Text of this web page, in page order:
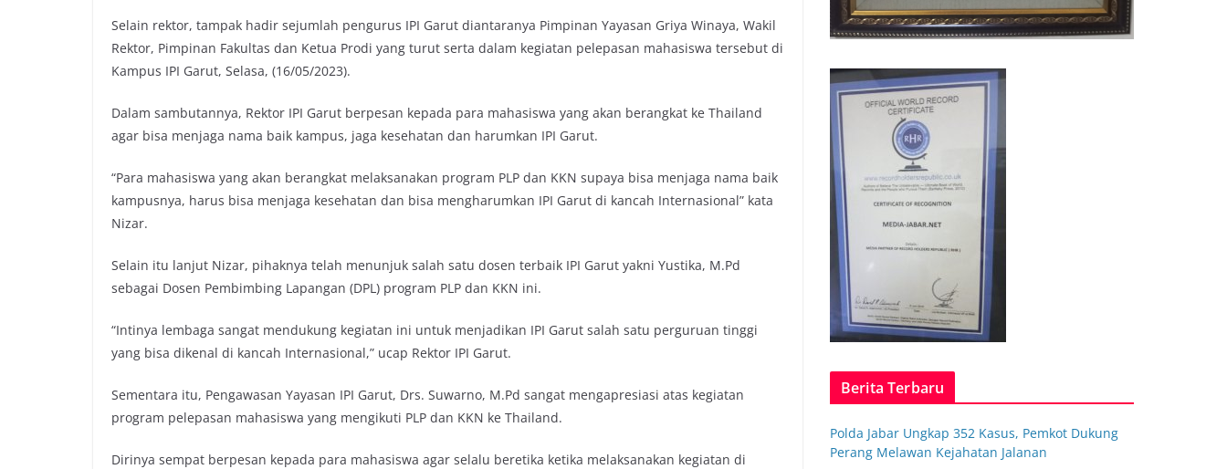
k
p
k
Selain rektor, tampak hadir sejumlah pengurus IPI Garut diantaranya Pimpinan Yayasan Griya Winaya, Wakil
Rektor, Pimpinan Fakultas dan Ketua Prodi yang turut serta dalam kegiatan pelepasan mahasiswa tersebut di
Kampus IPI Garut, Selasa, (16/05/2023).
Dalam sambutannya, Rektor IPI Garut berpesan kepada para mahasiswa yang akan berangkat ke Thailand
agar bisa menjaga nama baik kampus, jaga kesehatan dan harumkan IPI Garut.
“Para mahasiswa yang akan berangkat melaksanakan program PLP dan KKN supaya bisa menjaga nama baik
kampusnya, harus bisa menjaga kesehatan dan bisa mengharumkan IPI Garut di kancah Internasional” kata
Nizar.
Selain itu lanjut Nizar, pihaknya telah menunjuk salah satu dosen terbaik IPI Garut yakni Yustika, M.Pd
sebagai Dosen Pembimbing Lapangan (DPL) program PLP dan KKN ini.
“Intinya lembaga sangat mendukung kegiatan ini untuk menjadikan IPI Garut salah satu perguruan tinggi
yang bisa dikenal di kancah Internasional,” ucap Rektor IPI Garut.
Sementara itu, Pengawasan Yayasan IPI Garut, Drs. Suwarno, M.Pd sangat mengapresiasi atas kegiatan
program pelepasan mahasiswa yang mengikuti PLP dan KKN ke Thailand.
Dirinya sempat berpesan kepada para mahasiswa agar selalu beretika ketika melaksanakan kegiatan di
Berita Terbaru
Polda Jabar Ungkap 352 Kasus, Pemkot Dukung
Perang Melawan Kejahatan Jalanan